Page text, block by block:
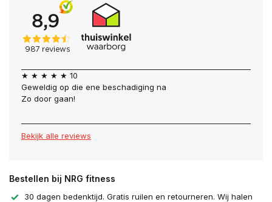
★ ★ ★ ★ ★ 10
Geweldig op die ene beschadiging na
Zo door gaan!
Bekijk alle reviews
Bestellen bij NRG fitness
30 dagen bedenktijd. Gratis ruilen en retourneren. Wij halen